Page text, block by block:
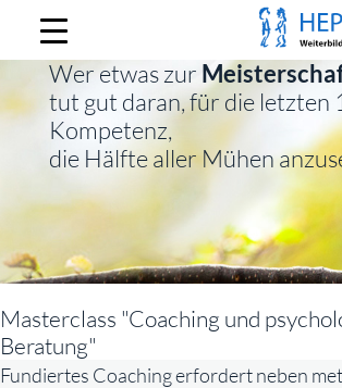
Wer etwas zur
tut gut daran, für die letzten
Kompetenz,
die Hälfte aller Mühen
Masterclass "Coaching und
Beratung"
Fundiertes Coaching erfordert neben